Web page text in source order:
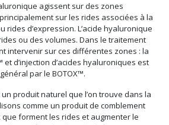
agissent sur des zones
principalement sur les rides associées à la
rides d’expression. L’acide hyaluronique
ou des volumes. Dans le traitement
intervenir sur ces différentes zones : la
et d’injection d’acides hyaluroniques est
par le BOTOX™.
produit naturel que l’on trouve dans la
comme un produit de comblement
que forment les rides et augmenter le